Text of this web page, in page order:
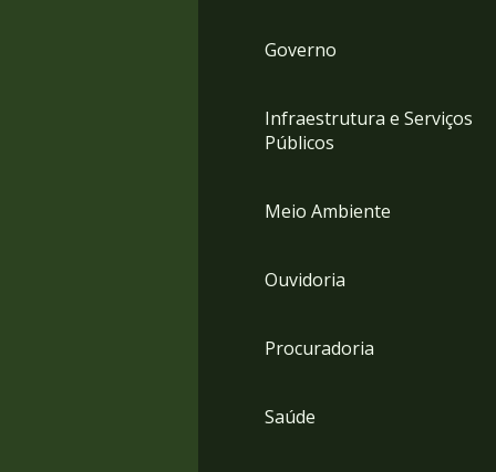
Governo
Infraestrutura e Serviços
Públicos
Meio Ambiente
Ouvidoria
Procuradoria
Saúde